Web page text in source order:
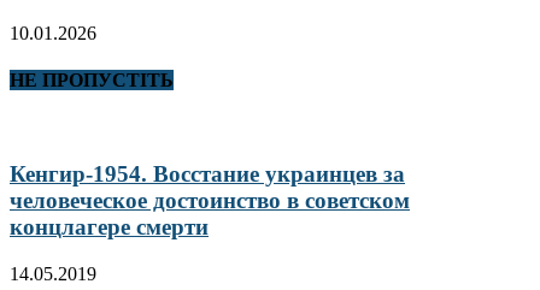
10.01.2026
НЕ ПРОПУСТІТЬ
Кенгир-1954. Восстание украинцев за
человеческое достоинство в советском
концлагере смерти
14.05.2019